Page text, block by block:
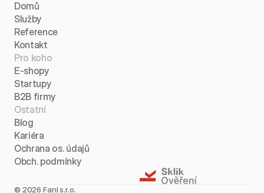
Domů
Služby
Reference
Kontakt
Pro koho
E-shopy
Startupy
B2B firmy
Ostatní
Blog
Kariéra
Ochrana os. údajů
Obch. podmínky
© 2026 Fanl s.r.o.